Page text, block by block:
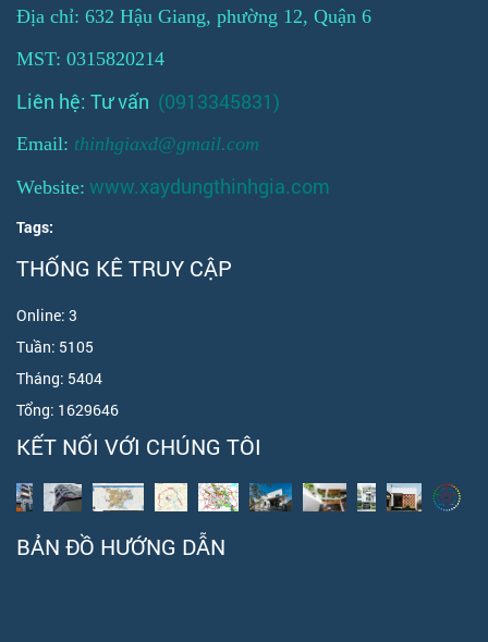
Địa chỉ: 632 Hậu Giang, phường 12, Quận 6
MST: 0315820214
Liên hệ: Tư vấn (0913345831)
Email: thinhgiaxd@gmail.com
Website: www.xaydungthinhgia.com
Tags:
THỐNG KÊ TRUY CẬP
Online: 3
Tuần: 5105
Tháng: 5404
Tổng: 1629646
KẾT NỐI VỚI CHÚNG TÔI
BẢN ĐỒ HƯỚNG DẪN